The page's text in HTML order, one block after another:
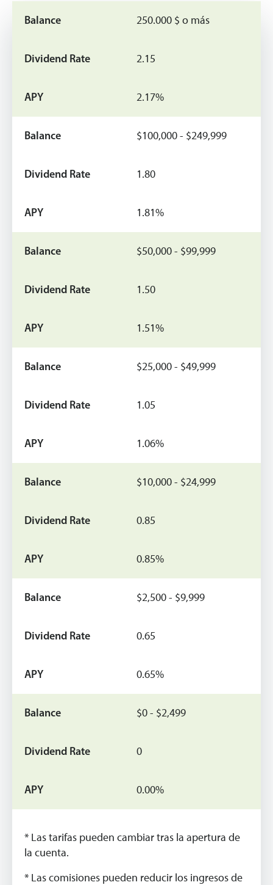
250.000 $ o más
2.15
2.17%
$100,000 - $249,999
1.80
1.81%
$50,000 - $99,999
1.50
1.51%
$25,000 - $49,999
1.05
1.06%
$10,000 - $24,999
0.85
0.85%
$2,500 - $9,999
0.65
0.65%
$0 - $2,499
0
0.00%
* Las tarifas pueden cambiar tras la apertura de
la cuenta.
* Las comisiones pueden reducir los ingresos de